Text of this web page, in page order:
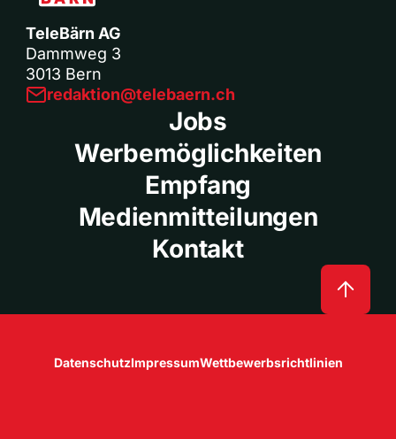
TeleBärn AG
Dammweg 3
3013 Bern
redaktion@telebaern.ch
Jobs
Werbemöglichkeiten
Empfang
Medienmitteilungen
Kontakt
DatenschutzImpressumWettbewerbsrichtlinien